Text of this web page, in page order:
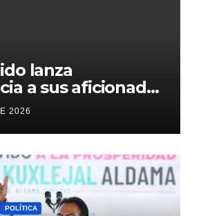
lanza
a sus aficionados
vs
en el Mundial 2026
2026
POLÍTICA